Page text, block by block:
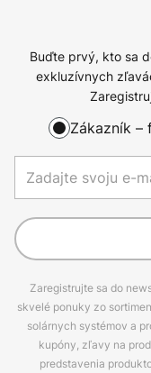
Buďte prvý, kto sa
exkluzívnych
Zákazník –
Zaregistrujte sa do
skvelé ponuky zo
solárnych systémov a
kupóny, zľavy na
predstavenia